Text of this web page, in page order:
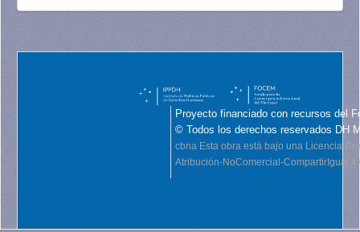
Proyecto financiado con recursos del
© Todos los derechos reservados DH
cbna Esta obra está bajo una Licencia
Atribución-NoComercial-CompartirIgual